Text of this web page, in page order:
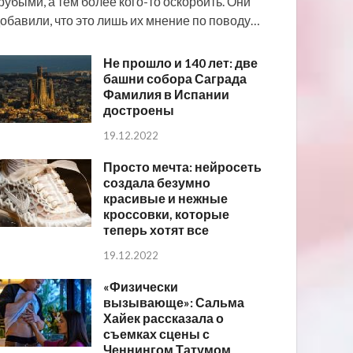
что это лишь их мнение по поводу…
Не прошло и 140 лет: две
башни собора Саграда
Фамилия в Испании
достроены
19.12.2022
Просто мечта: нейросеть
создала безумно
красивые и нежные
кроссовки, которые
теперь хотят все
19.12.2022
«Физически
вызывающе»: Сальма
Хайек рассказала о
съемках сцены с
Ченнингом Татумом